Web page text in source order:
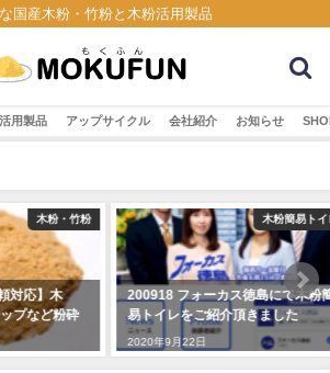
国産木粉・竹粉と木粉活用製品
用製品 アップサイクル 会社紹介 お知らせ
木粉・竹粉
】木
など粉砕
木粉簡易トイレ
200918 フォーカス徳島にて木粉簡
易トイレをご紹介頂きました
2020年9月22日